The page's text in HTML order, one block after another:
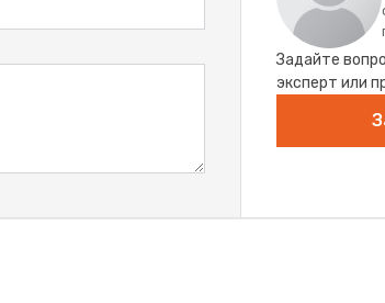
Задайте
эксперт или